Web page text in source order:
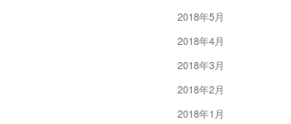
2018年5月
2018年4月
2018年3月
2018年2月
2018年1月